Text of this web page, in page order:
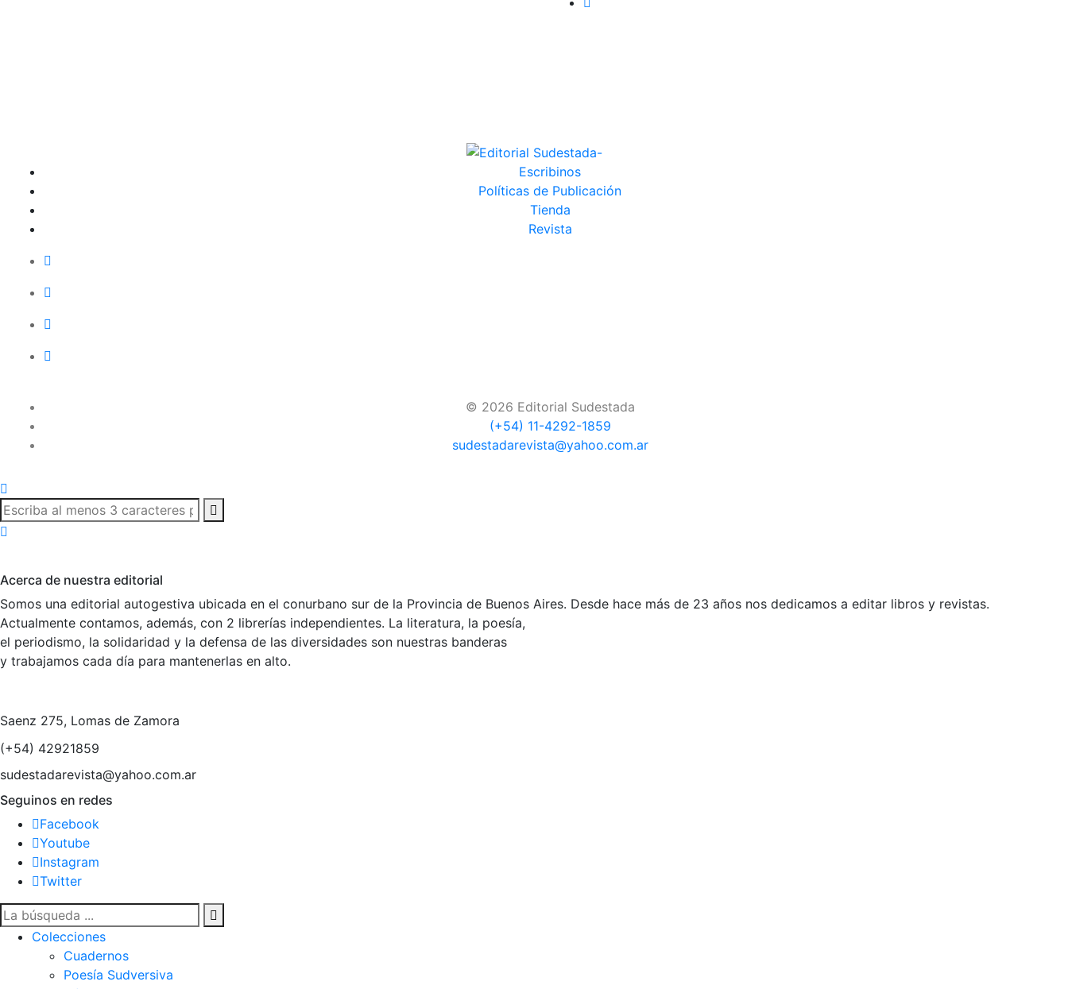
Escribinos
Políticas de Publicación
Tienda
Revista
© 2026 Editorial Sudestada
(+54) 11-4292-1859
sudestadarevista@yahoo.com.ar
Acerca de nuestra editorial
Somos una editorial autogestiva ubicada en el conurbano sur de la Provincia de Buenos Aires. Desde hace más de 23 años nos dedicamos a editar libros y revistas.
Actualmente contamos, además, con 2 librerías independientes. La literatura, la poesía,
el periodismo, la solidaridad y la defensa de las diversidades son nuestras banderas
y trabajamos cada día para mantenerlas en alto.
Saenz 275, Lomas de Zamora
(+54) 42921859
sudestadarevista@yahoo.com.ar
Seguinos en redes
Facebook
Youtube
Instagram
Twitter
Colecciones
Cuadernos
Poesía Sudversiva